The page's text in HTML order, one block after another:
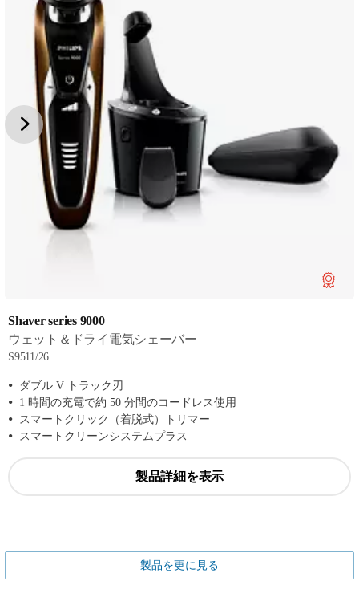
Shaver series 9000
ウェット＆ドライ電気シェーバー
S9511/26
ダブル V トラック刃
1 時間の充電で約 50 分間のコードレス使用
スマートクリック（着脱式）トリマー
スマートクリーンシステムプラス
製品詳細を表示
製品を更に見る